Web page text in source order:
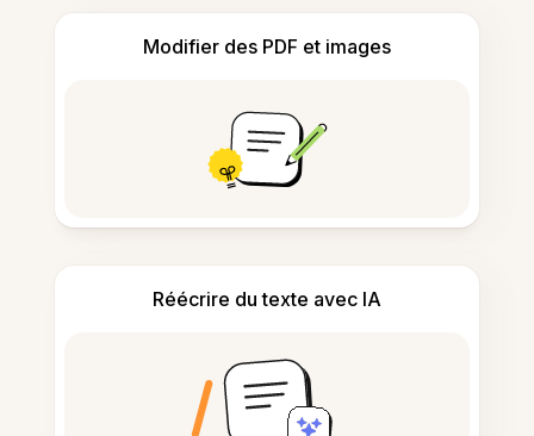
Modifier des PDF et images
Réécrire du texte avec IA